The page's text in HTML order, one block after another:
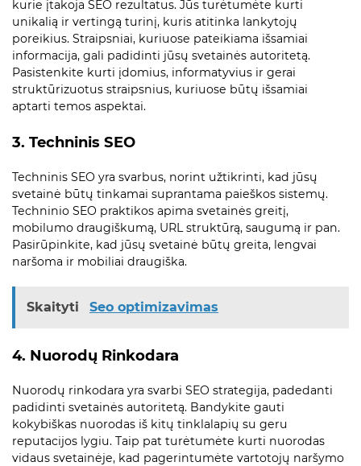
kurie įtakoja SEO rezultatus. Jūs turėtumėte kurti
unikalią ir vertingą turinį, kuris atitinka lankytojų
poreikius. Straipsniai, kuriuose pateikiama išsamiai
informacija, gali padidinti jūsų svetainės autoritetą.
Pasistenkite kurti įdomius, informatyvius ir gerai
struktūrizuotus straipsnius, kuriuose būtų išsamiai
aptarti temos aspektai.
3. Techninis SEO
Techninis SEO yra svarbus, norint užtikrinti, kad jūsų
svetainė būtų tinkamai suprantama paieškos sistemų.
Techninio SEO praktikos apima svetainės greitį,
mobilumo draugiškumą, URL struktūrą, saugumą ir pan.
Pasirūpinkite, kad jūsų svetainė būtų greita, lengvai
naršoma ir mobiliai draugiška.
Skaityti Seo optimizavimas
4. Nuorodų Rinkodara
Nuorodų rinkodara yra svarbi SEO strategija, padedanti
padidinti svetainės autoritetą. Bandykite gauti
kokybiškas nuorodas iš kitų tinklalapių su geru
reputacijos lygiu. Taip pat turėtumėte kurti nuorodas
vidaus svetainėje, kad pagerintumėte vartotojų naršymo